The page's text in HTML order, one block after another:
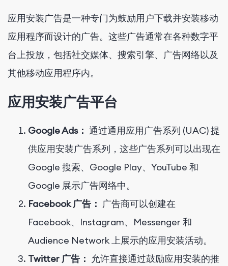
应用安装广告是一种专门为鼓励用户下载并安装移动
应用程序而设计的广告。这些广告通常在各种数字平
台上投放，包括社交媒体、搜索引擎、广告网络以及
其他移动应用程序内。
应用安装广告平台
Google Ads： 通过通用应用广告系列 (UAC) 提
供应用安装广告系列，这些广告系列可以出现在
Google 搜索、Google Play、YouTube 和
Google 展示广告网络中。
Facebook 广告： 广告商可以创建在
Facebook、Instagram、Messenger 和
Audience Network 上展示的应用安装活动。
Twitter 广告： 允许直接通过鼓励应用安装的推